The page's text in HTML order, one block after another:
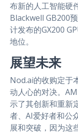
布新的人工智能硬
Blackwell GB200
计发布的GX200
地位。
展望未来
Nod.ai的收购定于
动人心的对决。
示了其创新和重新
者、AI爱好者和公
展和突破，因为这